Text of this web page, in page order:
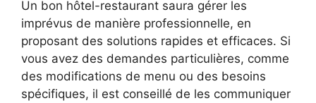
Un bon hôtel-restaurant saura gérer les
imprévus de manière professionnelle, en
proposant des solutions rapides et efficaces. Si
vous avez des demandes particulières, comme
des modifications de menu ou des besoins
spécifiques, il est conseillé de les communiquer